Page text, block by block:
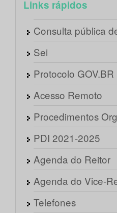
Links rápidos
Consulta pública
Sei
Protocolo GOV.BR
Acesso Remoto
Procedimentos
PDI 2021-2025
Agenda do Reitor
Agenda do Vice-
Telefones